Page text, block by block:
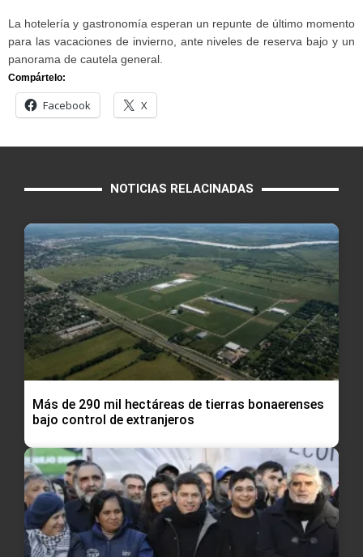
La hotelería y gastronomía esperan un repunte de último momento
para las vacaciones de invierno, ante niveles de reserva bajo y un
panorama de cautela general.
Compártelo:
Facebook X
NOTICIAS RELACINADAS
Más de 290 mil hectáreas de tierras bonaerenses
bajo control de extranjeros